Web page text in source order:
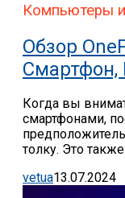
Компьютеры
Обзор
Смартфон,
Когда вы
смартфонами,
толку. Это
vetua13.07.2024